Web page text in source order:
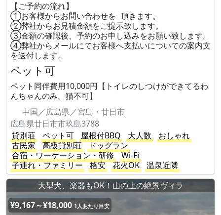
【ご予約の流れ】
①お客様からお問い合わせを 頂きます。
②弊社からお見積金額をご提示致します。
③金額の確認後、予約のお申し込みをお願い致します。
④弊社からメールにてお客様へ支払いについての案内文
を送付します。
ペット可
ペット同伴費用10,000円【トイレのしつけができてるわ
んちゃんのみ。猫不可】
中国／広島県／宮島・廿日市
広島県廿日市市玖島3788
貸別荘
ペット可 屋根付BBQ 大人数
おしゃれ
古民家
高級貸別荘
ドッグラン
合宿・ワーケーション・研修
Wi-Fi
子連れ・ファミリー
格安 花火OK
温泉近隣
大型犬、楽器もOK！山の上の絶景ヴィラ
¥9,167～¥18,000 1人あたり目安